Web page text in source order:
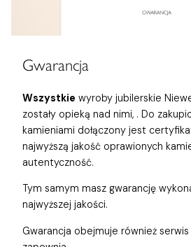
Gwarancja
Wszystkie wyroby jubilerskie
zostały opieką nad nimi, . Do
kamieniami dołączony jest
najwyższą jakość oprawionych
autentyczność.
Tym samym masz gwarancję
najwyższej jakości.
Gwarancja obejmuje również